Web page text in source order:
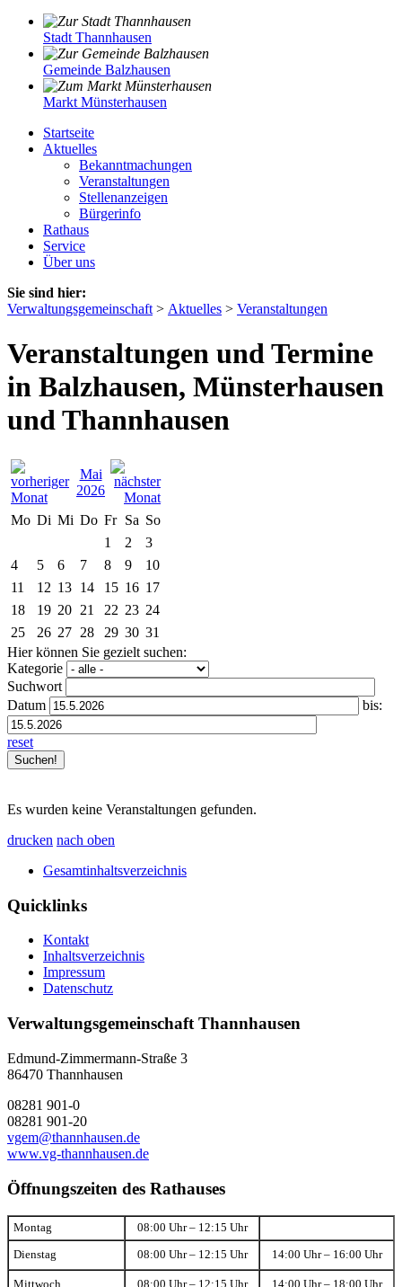
Stadt Thannhausen
Gemeinde Balzhausen
Markt Münsterhausen
Startseite
Aktuelles
Bekanntmachungen
Veranstaltungen
Stellenanzeigen
Bürgerinfo
Rathaus
Service
Über uns
Sie sind hier:
Verwaltungsgemeinschaft > Aktuelles > Veranstaltungen
Veranstaltungen und Termine
in Balzhausen, Münsterhausen
und Thannhausen
Mai
2026
Mo Di Mi Do Fr Sa So
1
2
3
4
5 6 7 8 9
10
11
12 13 14 15 16 17
18
19 20 21 22 23 24
25
26 27 28 29 30 31
Hier können Sie gezielt suchen:
Kategorie
Suchwort
Datum
bis:
reset
Es wurden keine Veranstaltungen gefunden.
drucken nach oben
Gesamtinhaltsverzeichnis
Quicklinks
Kontakt
Inhaltsverzeichnis
Impressum
Datenschutz
Verwaltungsgemeinschaft Thannhausen
Edmund-Zimmermann-Straße 3
86470 Thannhausen
08281 901-0
08281 901-20
vgem@thannhausen.de
www.vg-thannhausen.de
Öffnungszeiten des Rathauses
Montag 08:00 Uhr – 12:15 Uhr
Dienstag 08:00 Uhr – 12:15 Uhr 14:00 Uhr – 16:00 Uhr